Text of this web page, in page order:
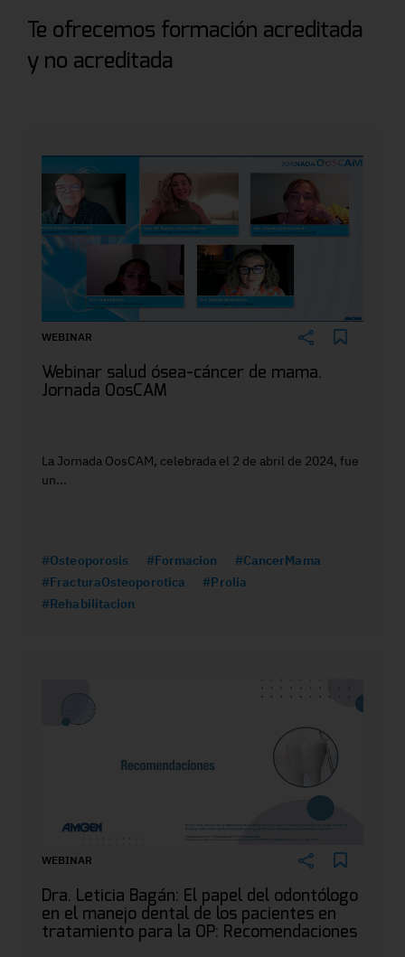
Te ofrecemos formación acreditada
y no acreditada
WEBINAR
Webinar salud ósea-cáncer de mama.
Jornada OosCAM
La Jornada OosCAM, celebrada el 2 de abril de 2024, fue
un...
#Osteoporosis #Formacion
#CancerMama
#FracturaOsteoporotica
#Prolia
#Rehabilitacion
WEBINAR
Dra. Leticia Bagán: El papel del odontólogo
en el manejo dental de los pacientes en
tratamiento para la OP: Recomendaciones